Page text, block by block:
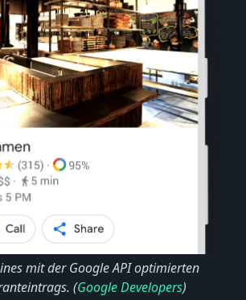
mit der Google API optimierten
(Google Developers)